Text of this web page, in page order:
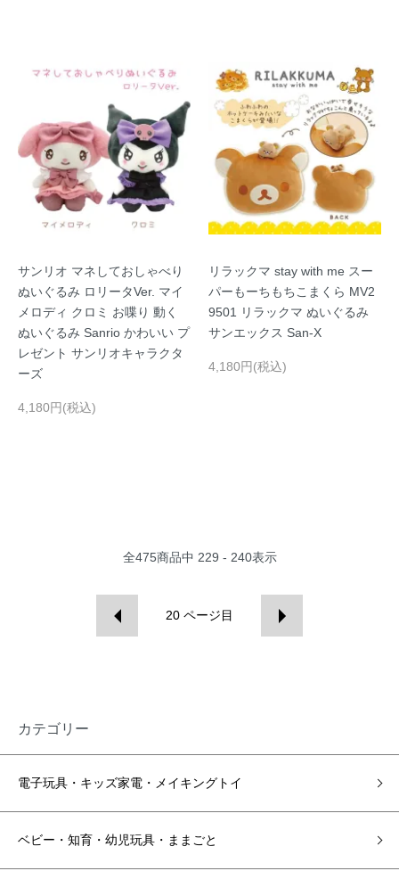
サンリオ マネしておしゃべり
ぬいぐるみ ロリータVer. マイ
メロディ クロミ お喋り 動く
ぬいぐるみ Sanrio かわいい プ
レゼント サンリオキャラクタ
ーズ
4,180円(税込)
リラックマ stay with me スー
パーもーちもちこまくら MV2
9501 リラックマ ぬいぐるみ
サンエックス San-X
4,180円(税込)
全475商品中 229 - 240表示
20 ページ目
カテゴリー
電子玩具・キッズ家電・メイキングトイ
ベビー・知育・幼児玩具・ままごと